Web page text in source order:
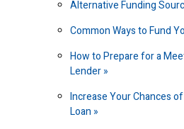
Alternative Funding
Common Ways to Fund
How to Prepare for a
Lender
Increase Your Chances
Loan